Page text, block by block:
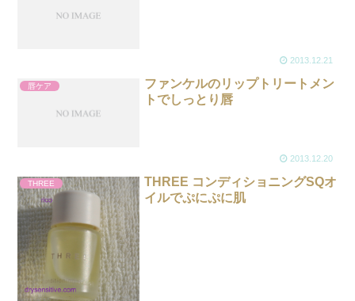
2013.12.21
唇ケア
ファンケルのリップトリートメン
トでしっとり唇
2013.12.20
THREE
THREE コンディショニングSQオ
イルでぷにぷに肌